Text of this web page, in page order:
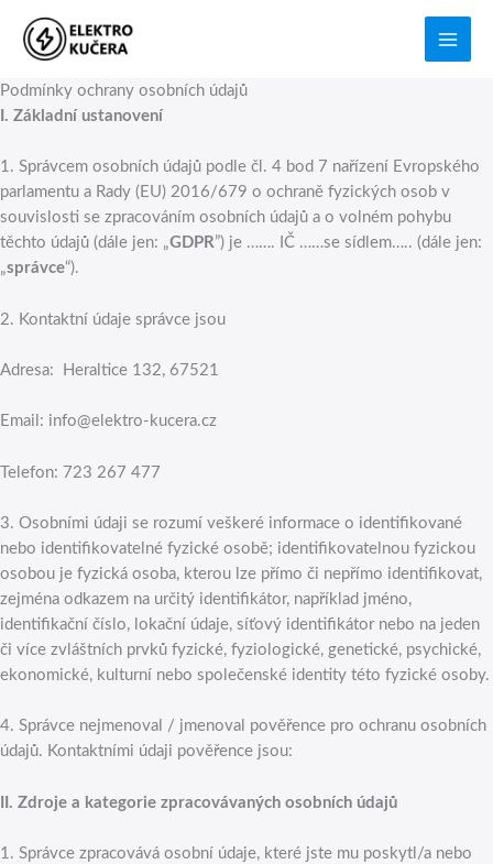
obsah
Podmínky ochrany osobních údajů
I. Základní ustanovení
1. Správcem osobních údajů podle čl. 4 bod 7 nařízení Evropského
parlamentu a Rady (EU) 2016/679 o ochraně fyzických osob v
souvislosti se zpracováním osobních údajů a o volném pohybu
těchto údajů (dále jen: „GDPR”) je ……. IČ ……se sídlem….. (dále jen:
„správce“).
2. Kontaktní údaje správce jsou
Adresa: Heraltice 132, 67521
Email: info@elektro-kucera.cz
Telefon: 723 267 477
3. Osobními údaji se rozumí veškeré informace o identifikované
nebo identifikovatelné fyzické osobě; identifikovatelnou fyzickou
osobou je fyzická osoba, kterou lze přímo či nepřímo identifikovat,
zejména odkazem na určitý identifikátor, například jméno,
identifikační číslo, lokační údaje, síťový identifikátor nebo na jeden
či více zvláštních prvků fyzické, fyziologické, genetické, psychické,
ekonomické, kulturní nebo společenské identity této fyzické osoby.
4. Správce nejmenoval / jmenoval pověřence pro ochranu osobních
údajů. Kontaktními údaji pověřence jsou:
II. Zdroje a kategorie zpracovávaných osobních údajů
1. Správce zpracovává osobní údaje, které jste mu poskytl/a nebo